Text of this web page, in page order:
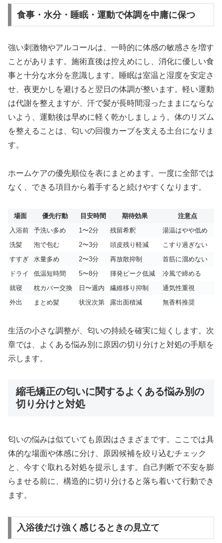
食事・水分・睡眠・運動で体調を中庸に保つ
強い刺激物やアルコールは、一時的に体感の敏感さを増す
ことがあります。施術直後は控えめにし、消化に優しい食
事と十分な水分を意識します。睡眠は室温と湿度を安定さ
せ、夜更かしを避けると翌日の体調が整います。軽い運動
は代謝を整えますが、汗で髪が長時間湿ったままにならな
いよう、運動後は早めに軽く乾かしましょう。体のリズム
を整えることは、匂いの回復カーブを支える土台になりま
す。
ホームケアの優先順位を表にまとめます。一度に全部では
なく、できる項目から着手すると続けやすくなります。
場面 優先行動 目安時間 期待効果
注意点
入浴前
予洗い多め 1〜2分 残留希釈
湯温はやや低め
洗髪
泡で包む 2〜3分 頭皮残り軽減
こすり過ぎない
すすぎ
水量多め 2〜3分 再放散抑制
首筋に溜めない
ドライ
低温短時間 5〜8分 揮発ピーク低減
冷風で締める
就寝
枕カバー交換 日〜週内 繊維移り抑制
通気性重視
外出
まとめ髪 状況次第 露出面積減 無香料推奨
生活の小さな調整が、匂いの持続を確実に短くします。次
章では、よくある悩み別に原因の切り分けと対処の手順を
示します。
縮毛矯正の匂いに関するよくある悩み別の
切り分けと対処
匂いの悩みは似ていても原因はさまざまです。ここでは具
体的な場面や体感に分け、原因候補を絞り込むチェック
と、今すぐ取れる対処を提示します。自己判断で不安を膨
らませる前に、構造的に切り分けると落ち着いて行動でき
ます。
入浴後だけ強く感じるときの見立て